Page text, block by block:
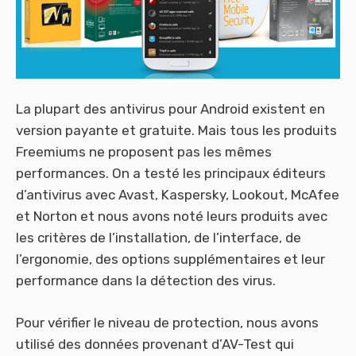
La plupart des antivirus pour Android existent en
version payante et gratuite. Mais tous les produits
Freemiums ne proposent pas les mêmes
performances. On a testé les principaux éditeurs
d’antivirus avec Avast, Kaspersky, Lookout, McAfee
et Norton et nous avons noté leurs produits avec
les critères de l’installation, de l’interface, de
l’ergonomie, des options supplémentaires et leur
performance dans la détection des virus.
Pour vérifier le niveau de protection, nous avons
utilisé des données provenant d’AV-Test qui